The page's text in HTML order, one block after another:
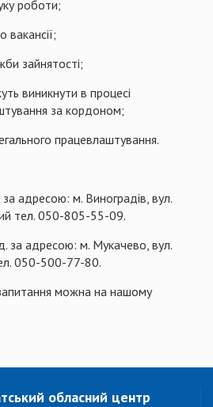
роботи;
вакансії;
зайнятості;
виникнути в процесі
за кордоном;
працевлаштування.
адресою: м. Виноградів, вул.
тел. 050-805-55-09.
за адресою: м. Мукачево, вул.
050-500-77-80.
можна на нашому
обласний центр